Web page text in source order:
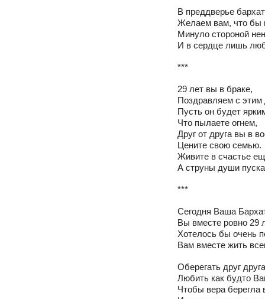
В преддверье
Желаем вам, что бы
Минуло стороной
И в сердце лишь
***
29 лет вы в браке,
Поздравляем с этим
Пусть он будет
Что пылаете огнем,
Друг от друга вы в
Цените свою семью.
Живите в счастье
А струны души
***
Сегодня Ваша
Вы вместе ровно 29
Хотелось бы очень
Вам вместе жить
Оберегать друг
Любить как будто
Чтобы вера берегла